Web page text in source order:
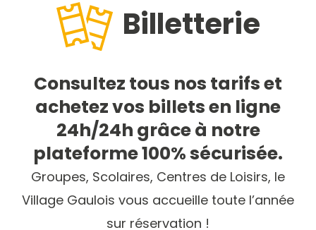
Billetterie
Consultez tous nos tarifs et
achetez vos billets en ligne
24h/24h grâce à notre
plateforme 100% sécurisée.
Groupes, Scolaires, Centres de Loisirs, le
Village Gaulois vous accueille toute l’année
sur réservation !